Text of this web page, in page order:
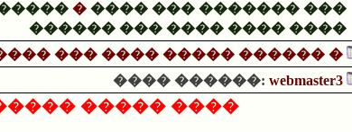
� ���� ��� ������� ���
������ ��� ���� ���� ����
��� ���� ����� ������ �
���� ������: webmaster3
����� ������ �